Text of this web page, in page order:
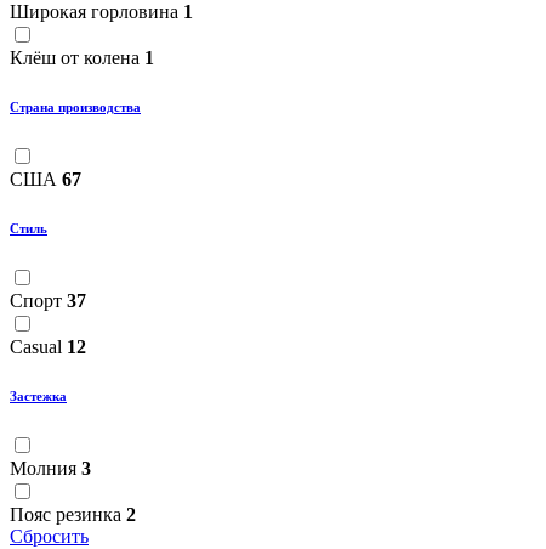
Широкая горловина 1
Клёш от колена 1
Страна производства
США 67
Стиль
Спорт 37
Casual 12
Застежка
Молния 3
Пояс резинка 2
Сбросить